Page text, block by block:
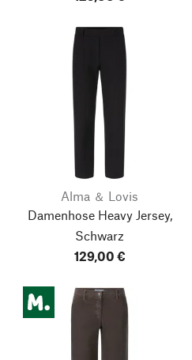
Alma ＆ Lovis
Damenhose Heavy Jersey,
Schwarz
129,00 €